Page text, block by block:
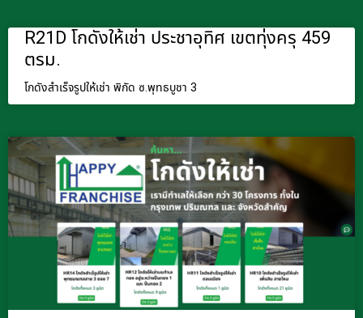
R21D โกดังให้เช่า ประชาอุทิศ เขตทุ่งครุ 459
ตรม.
โกดังสำเร็จรูปให้เช่า พิกัด ซ.พุทธบูชา 3